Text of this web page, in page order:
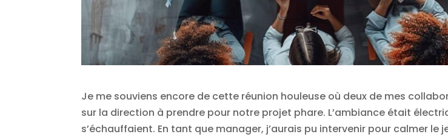
Je me souviens encore de cette réunion houleuse où deux de mes
sur la direction à prendre pour notre projet phare. L’ambiance était
s’échauffaient. En tant que manager, j’aurais pu intervenir pour calmer le